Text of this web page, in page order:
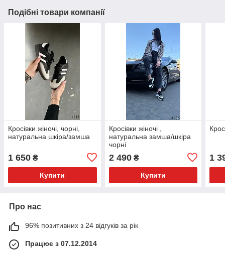
Подібні товари компанії
Кросівки жіночі, чорні,
натуральна шкіра/замша
1 650 ₴
Купити
Кросівки жіночі ,
натуральна замша/шкіра
чорні
2 490₴
Купити
1
Про нас
96% позитивних з 24 відгуків за рік
Працює з 07.12.2014